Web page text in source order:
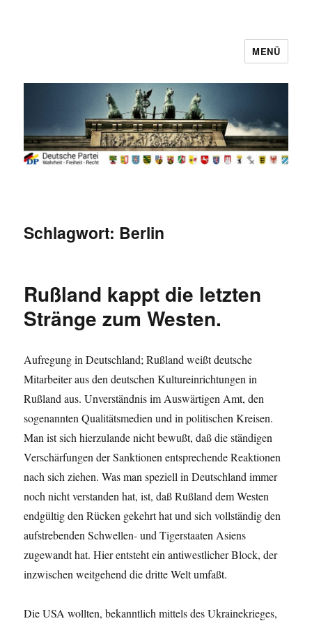
MENÜ
Schlagwort: Berlin
Rußland kappt die letzten
Stränge zum Westen.
Aufregung in Deutschland; Rußland weißt deutsche
Mitarbeiter aus den deutschen Kultureinrichtungen in
Rußland aus. Unverständnis im Auswärtigen Amt, den
sogenannten Qualitätsmedien und in politischen Kreisen.
Man ist sich hierzulande nicht bewußt, daß die ständigen
Verschärfungen der Sanktionen entsprechende Reaktionen
nach sich ziehen. Was man speziell in Deutschland immer
noch nicht verstanden hat, ist, daß Rußland dem Westen
endgültig den Rücken gekehrt hat und sich vollständig den
aufstrebenden Schwellen- und Tigerstaaten Asiens
zugewandt hat. Hier entsteht ein antiwestlicher Block, der
inzwischen weitgehend die dritte Welt umfaßt.
Die USA wollten, bekanntlich mittels des Ukrainekrieges,